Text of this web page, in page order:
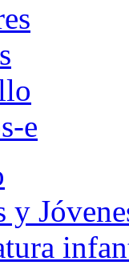
e
y